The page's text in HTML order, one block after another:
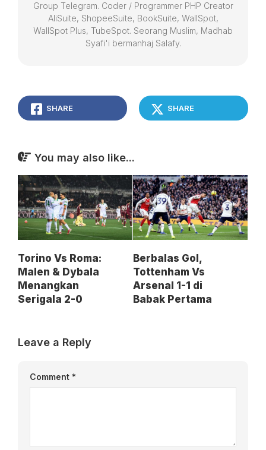
Group Telegram. Coder / Programmer PHP Creator
AliSuite, ShopeeSuite, BookSuite, WallSpot,
WallSpot Plus, TubeSpot. Seorang Muslim, Madhab
Syafi'i bermanhaj Salafy.
SHARE SHARE
You may also like...
Torino Vs Roma:
Malen & Dybala
Menangkan
Serigala 2-0
Berbalas Gol,
Tottenham Vs
Arsenal 1-1 di
Babak Pertama
Leave a Reply
Comment *